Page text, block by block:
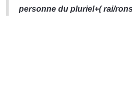
personne du pluriel+( rai/